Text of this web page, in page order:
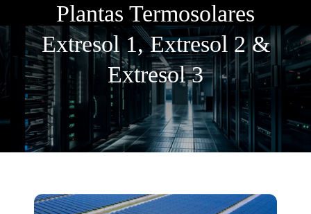
Negocio
Referencias
Trabaja con nosotros
Plantas Termosolares
Extresol 1, Extresol 2 &
Extresol 3